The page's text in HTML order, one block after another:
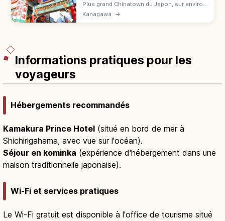
Plus grand Chinatown du Japon, sur environ
500 m et plus de 600 adresses. Nikuman,
xiao long bao, Kantei-byō, Masobyō, 10
Kanagawa →
Informations pratiques pour les
voyageurs
Hébergements recommandés
Kamakura Prince Hotel (situé en bord de mer à
Shichirigahama, avec vue sur l'océan).
Séjour en kominka (expérience d'hébergement dans une
maison traditionnelle japonaise).
Wi-Fi et services pratiques
Le Wi-Fi gratuit est disponible à l'office de tourisme situé